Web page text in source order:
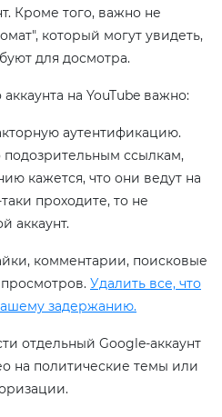
Кроме того, важно не
который могут увидеть,
для досмотра.
на YouTube важно:
аутентификацию.
подозрительным ссылкам,
кажется, что они ведут на
проходите, то не
аккаунт.
комментарии, поисковые
Удалить все, что
задержанию.
отдельный Google-аккаунт
на политические темы или